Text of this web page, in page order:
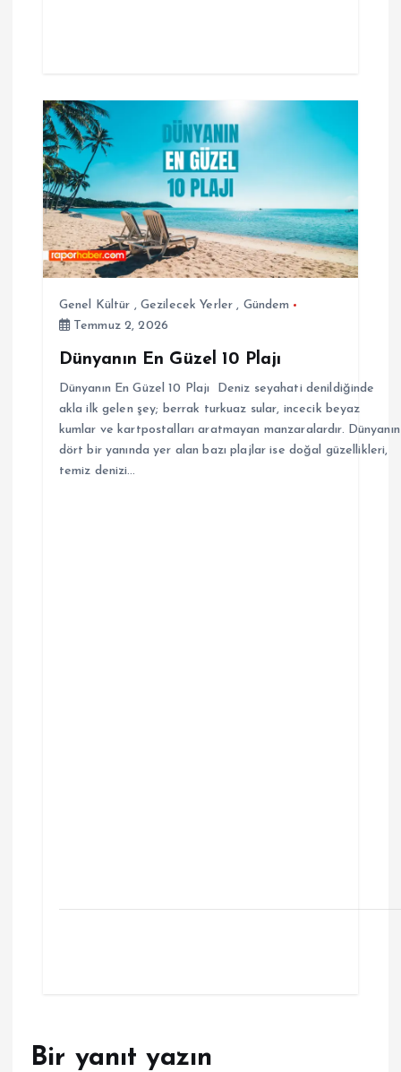
Genel Kültür , Gezilecek Yerler , Gündem
Temmuz 2, 2026
Dünyanın En Güzel 10 Plajı
Dünyanın En Güzel 10 Plajı Deniz seyahati denildiğinde
akla ilk gelen şey; berrak turkuaz sular, incecik beyaz
kumlar ve kartpostalları aratmayan manzaralardır. Dünyanın
dört bir yanında yer alan bazı plajlar ise doğal güzellikleri,
temiz denizi…
Bir yanıt yazın